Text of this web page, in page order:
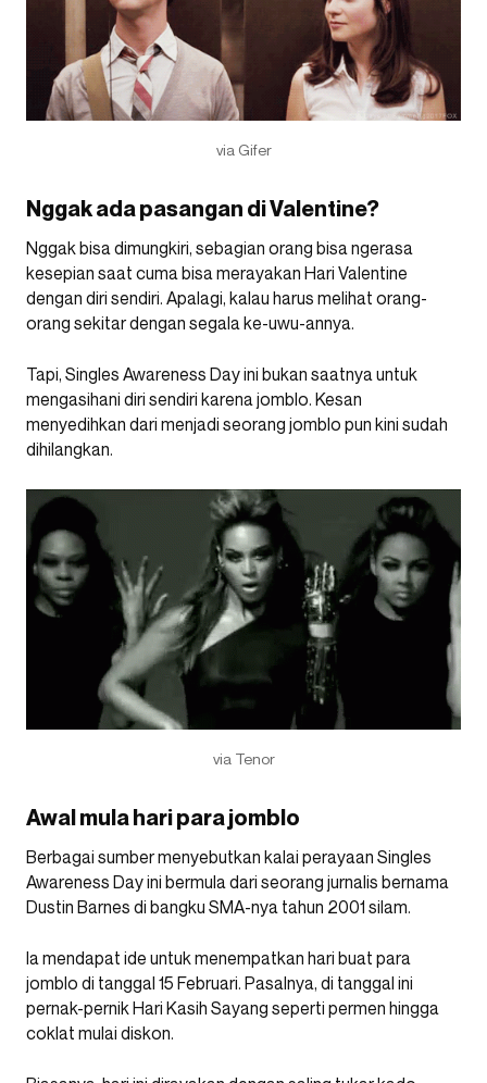
via Gifer
Nggak ada pasangan di Valentine?
Nggak bisa dimungkiri, sebagian orang bisa ngerasa
kesepian saat cuma bisa merayakan Hari Valentine
dengan diri sendiri. Apalagi, kalau harus melihat orang-
orang sekitar dengan segala ke-uwu-annya.
Tapi, Singles Awareness Day ini bukan saatnya untuk
mengasihani diri sendiri karena jomblo. Kesan
menyedihkan dari menjadi seorang jomblo pun kini sudah
dihilangkan.
via Tenor
Awal mula hari para jomblo
Berbagai sumber menyebutkan kalai perayaan Singles
Awareness Day ini bermuladari seorang jurnalis bernama
Dustin Barnes di bangku SMA-nya tahun 2001 silam.
Ia mendapat ide untuk menempatkan hari buat para
jomblo di tanggal 15 Februari. Pasalnya, di tanggal ini
pernak-pernik Hari Kasih Sayang seperti permen hingga
coklat mulai diskon.